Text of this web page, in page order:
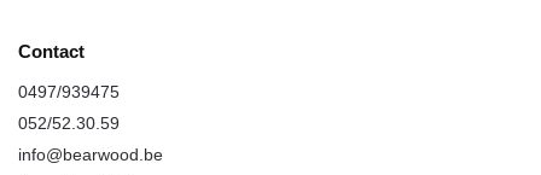
Contact
0497/939475
052/52.30.59
info@bearwood.be